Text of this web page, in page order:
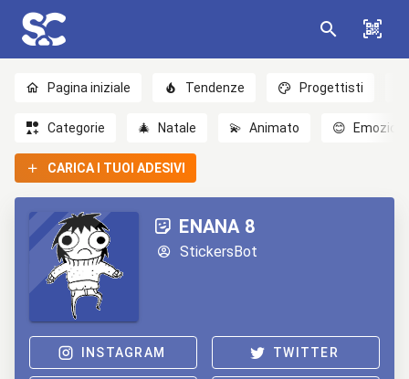
Pagina iniziale Tendenze Progettisti
Categorie 🎄 Natale 💫 Animato 😊 Emozioni
CARICA I TUOI ADESIVI
ENANA 8
StickersBot
INSTAGRAM TWITTER